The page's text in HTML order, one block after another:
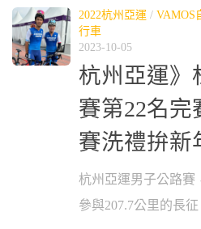
2022杭州亞運 / VAMOS
行車
2023-10-05
杭州亞運》
賽第22名完
賽洗禮拚新
杭州亞運男子公路賽
參與207.7公里的長